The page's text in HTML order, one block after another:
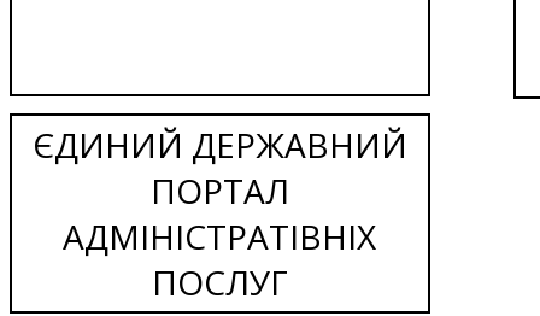
ЄДИНИЙ ДЕРЖАВНИЙ
ПОРТАЛ
АДМІНІСТРАТІВНІХ
ПОСЛУГ